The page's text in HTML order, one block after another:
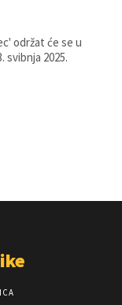
održat će se u
svibnja 2025.